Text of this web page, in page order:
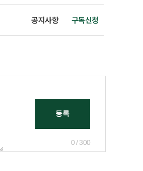
공지사항 구독신청
0 / 300